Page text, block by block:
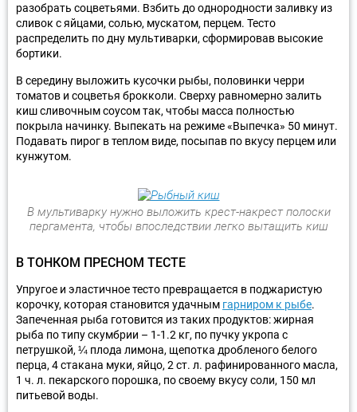
разобрать соцветьями. Взбить до однородности заливку из
сливок с яйцами, солью, мускатом, перцем. Тесто
распределить по дну мультиварки, сформировав высокие
бортики.
В середину выложить кусочки рыбы, половинки черри
томатов и соцветья брокколи. Сверху равномерно залить
киш сливочным соусом так, чтобы масса полностью
покрыла начинку. Выпекать на режиме «Выпечка» 50 минут.
Подавать пирог в теплом виде, посыпав по вкусу перцем или
кунжутом.
В мультиварку нужно выложить крест-накрест полоски
пергамента, чтобы впоследствии легко вытащить киш
В ТОНКОМ ПРЕСНОМ ТЕСТЕ
Упругое и эластичное тесто превращается в поджаристую
корочку, которая становится удачным гарниром к рыбе.
Запеченная рыба готовится из таких продуктов: жирная
рыба по типу скумбрии – 1-1.2 кг, по пучку укропа с
петрушкой, ¼ плода лимона, щепотка дробленого белого
перца, 4 стакана муки, яйцо, 2 ст. л. рафинированного масла,
1 ч. л. пекарского порошка, по своему вкусу соли, 150 мл
питьевой воды.